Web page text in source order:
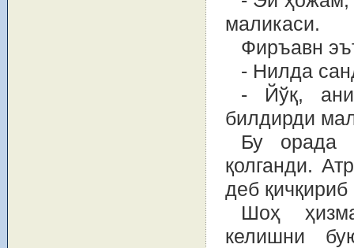
маликаси.
Фиръавн
- Нилда
- Йўқ,
билдирди
Бу орада
қолганди.
деб
Шоҳ
келишни